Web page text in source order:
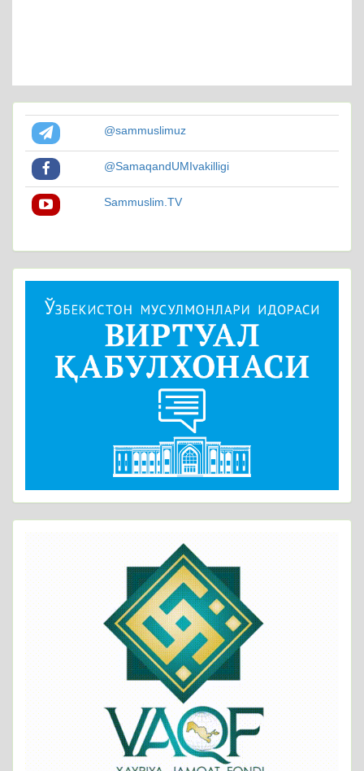
@sammuslimuz
@SamaqandUMIvakilligi
Sammuslim.TV